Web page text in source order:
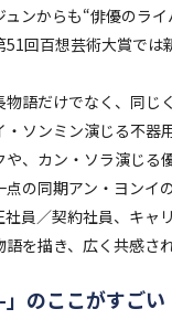
ンからも“俳優のラ
51回百想芸術大賞では
物語だけでなく、同じ
ソンミン演じる不器
、カン・ソラ演じる
の同期アン・ヨンイ
員／契約社員、キャ
を描き、広く共感され
のここがすごい